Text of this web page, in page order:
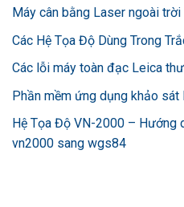
Máy cân bằng Laser ngoài
Các Hệ Tọa Độ Dùng Trong
Các lỗi máy toàn đạc Leica
Phần mềm ứng dụng khảo sát
Hệ Tọa Độ VN-2000 – Hướng
vn2000 sang wgs84